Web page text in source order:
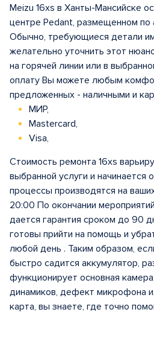
Meizu 16xs в Ханты-Мансийске
центре Pedant, размещенном по
Обычно, требующиеся детали
желательно уточнить этот
на горячей линии или в
оплату Вы можете любым
предложенных - наличными и
МИР,
Mastercard,
Visa,
Стоимость ремонта 16xs
выбранной услуги и начинается
процессы производятся на
20:00 По окончании
дается гарантия сроком до 90
готовы прийти на помощь и
любой день . Таким образом,
быстро садится аккумулятор,
функционирует основная
динамиков, дефект микрофона
карта, вы знаете, где точно